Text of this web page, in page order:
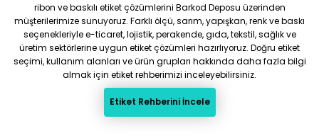
ribon ve baskılı etiket çözümlerini Barkod Deposu üzerinden
müşterilerimize sunuyoruz. Farklı ölçü, sarım, yapışkan, renk ve baskı
seçenekleriyle e-ticaret, lojistik, perakende, gıda, tekstil, sağlık ve
üretim sektörlerine uygun etiket çözümleri hazırlıyoruz. Doğru etiket
seçimi, kullanım alanları ve ürün grupları hakkında daha fazla bilgi
almak için etiket rehberimizi inceleyebilirsiniz.
Etiket Rehberini İncele